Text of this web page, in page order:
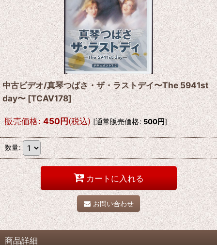
中古ビデオ/真琴つばさ・ザ・ラストデイ〜The 5941st
day〜[TCAV178]
販売価格: 450円(税込) [通常販売価格: 500円]
数量:
カートに入れる
お問い合わせ
商品詳細